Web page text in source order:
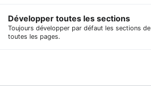
Développer toutes les sections
Toujours développer par défaut les sections de
toutes les pages.